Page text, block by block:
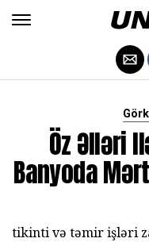
Öz Əlləri
Banyoda
tikinti və təmir işləri